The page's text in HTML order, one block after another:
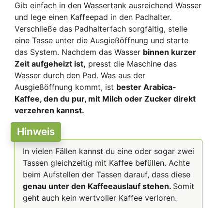
Gib einfach in den Wassertank ausreichend Wasser
und lege einen Kaffeepad in den Padhalter.
Verschließe das Padhalterfach sorgfältig, stelle
eine Tasse unter die Ausgießöffnung und starte
das System. Nachdem das Wasser binnen kurzer
Zeit aufgeheizt ist, presst die Maschine das
Wasser durch den Pad. Was aus der
Ausgießöffnung kommt, ist bester Arabica-
Kaffee, den du pur, mit Milch oder Zucker direkt
verzehren kannst.
Hinweis
In vielen Fällen kannst du eine oder sogar zwei
Tassen gleichzeitig mit Kaffee befüllen. Achte
beim Aufstellen der Tassen darauf, dass diese
genau unter den Kaffeeauslauf stehen. Somit
geht auch kein wertvoller Kaffee verloren.